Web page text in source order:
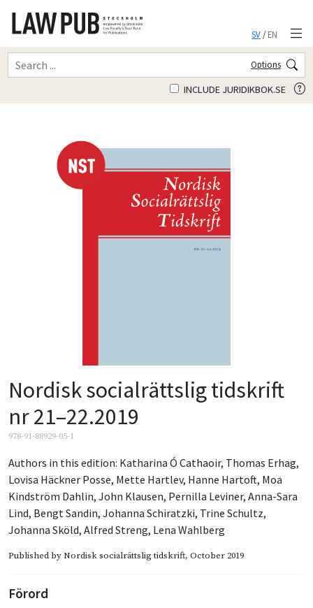
SV/EN
Options
INCLUDE JURIDIKBOK.SE
Nordisk socialrättslig tidskrift
nr 21–22.2019
978-91-88929-05-1
Authors in this edition: Katharina Ó Cathaoir, Thomas Erhag,
Lovisa Häckner Posse, Mette Hartlev, Hanne Hartoft, Moa
Kindström Dahlin, John Klausen, Pernilla Leviner, Anna-Sara
Lind, Bengt Sandin, Johanna Schiratzki, Trine Schultz,
Johanna Sköld, Alfred Streng, Lena Wahlberg
Published byNordisk socialrättslig tidskrift, October 2019
Förord